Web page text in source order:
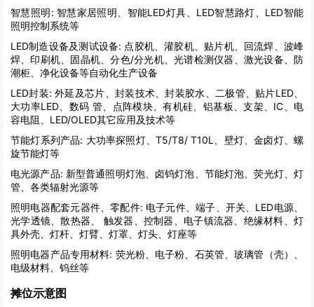
智慧照明: 智慧家居照明、智能LED灯具、LED智慧路灯、LED智能
照明控制系统等
LED制造设备及测试设备: 点胶机、灌胶机、贴片机、回流焊、波峰
焊、印刷机、固晶机、分色/分光机、光谱检测仪器、激光设备、防
潮柜、净化设备等自动化生产设备
LED封装: 外延及芯片、封装技术、封装胶水、二极管、贴片LED、
大功率LED、数码 管、点阵模块、有机硅、铝基板、支架、IC、电
容电阻、LED/OLED其它应用及技术等
节能灯系列产品: 大功率探照灯、T5/T8/ T10L、壁灯、金卤灯、螺
旋节能灯等
电光源产品: 新型普通照明灯泡、卤钨灯泡、节能灯泡、荧光灯、灯
管、各类辐射光源等
照明电器配套元器件、零配件: 电子元件、端子、开关、LED电源、
光学透镜、散热器、 触发器、控制器、电子镇流器、绝缘材料、灯
具外壳、灯杆、灯臂、灯罩、灯头、灯座等
照明电器产品专用材料: 荧光粉、电子粉、石英管、玻璃管（壳）、
电级材料、钨丝等
摊位示意图